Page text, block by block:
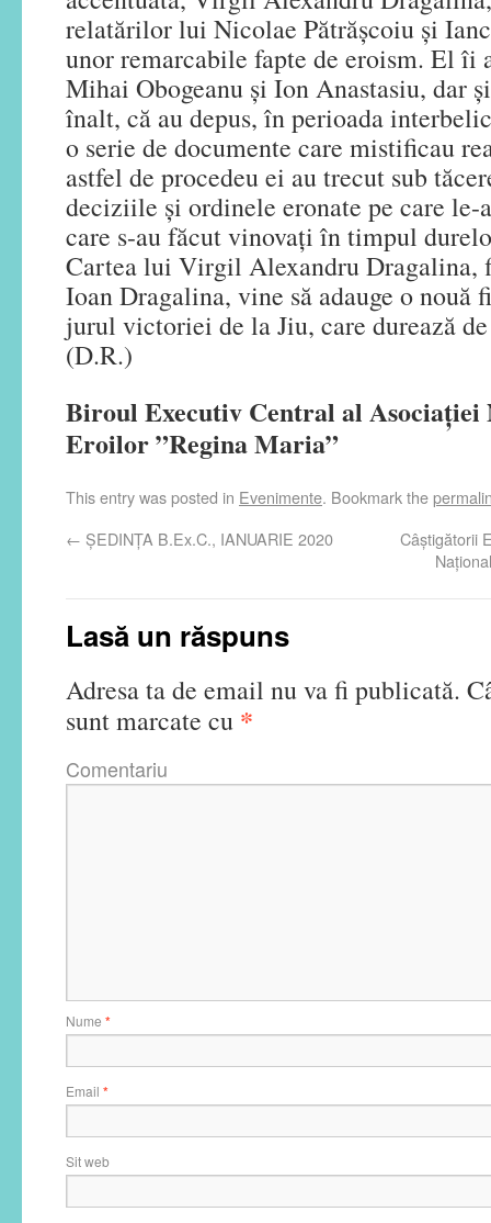
relatărilor lui Nicolae Pătrăşcoiu şi
unor remarcabile fapte de eroism. El îi
Mihai Obogeanu şi Ion Anastasiu, dar
înalt, că au depus, în perioada
o serie de documente care mistificau
astfel de procedeu ei au trecut sub
deciziile şi ordinele eronate pe care le-
care s-au făcut vinovaţi în timpul
Cartea lui Virgil Alexandru Dragalina,
Ioan Dragalina, vine să adauge o nouă
jurul victoriei de la Jiu, care durează de
(D.R.)
Biroul Executiv Central al
Eroilor ”Regina Maria”
This entry was posted in Evenimente. Bookmark the
← ȘEDINȚA B.Ex.C., IANUARIE 2020
Câştigătorii
Lasă un răspuns
Adresa ta de email nu va fi publicată.
sunt marcate cu *
Comentariu
Nume *
Email *
Sit web